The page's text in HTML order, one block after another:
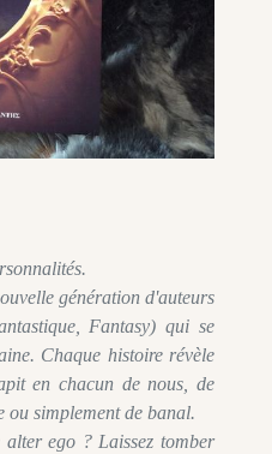
génération d'auteurs
Fantasy) qui se
Chaque histoire révèle
en chacun de nous, de
ou simplement de banal.
alter ego ? Laissez tomber